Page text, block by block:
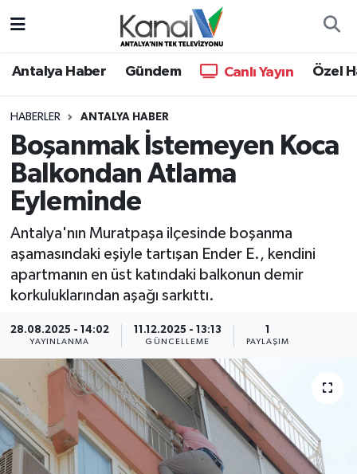
Antalya Haber Gündem Canlı Yayın Özel
HABERLER ANTALYA HABER
Boşanmak İstemeyen Koca
Balkondan Atlama
Eyleminde
Antalya'nın Muratpaşa ilçesinde boşanma
aşamasındaki eşiyle tartışan Ender E., kendini
apartmanın en üst katındaki balkonun demir
korkuluklarından aşağı sarkıttı.
28.08.2025 - 14:02
YAYINLANMA
11.12.2025 - 13:13
GÜNCELLEME
1
PAYLAŞIM
Antalya Haber
Dünya
Eğitim
Gündem
Günün Manşetleri
Haber Kuşakları
Haberler
KANALV Spor
Kültür Sanat
Hava Durumu
Trafik Durumu
Süper Lig Puan Durumu ve Fikstür
Son Dakika Haberleri
Haber Arşivi